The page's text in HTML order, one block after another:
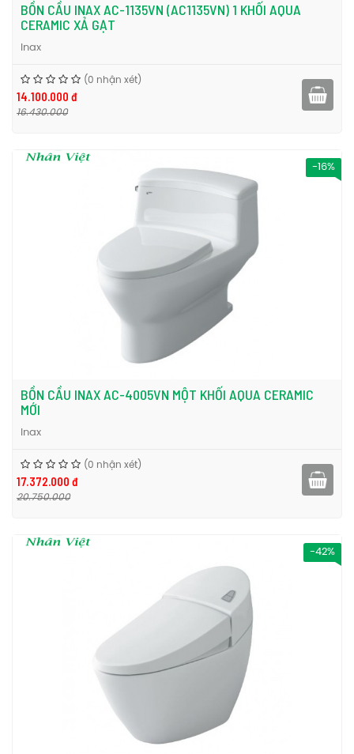
BỒN CẦU INAX AC-1135VN (AC1135VN) 1 KHỐI AQUA
CERAMIC XẢ GẠT
Inax
(0 nhận xét)
14.100.000 đ
16.430.000
-16%
BỒN CẦU INAX AC-4005VN MỘT KHỐI AQUA CERAMIC
MỚI
Inax
(0 nhận xét)
17.372.000 đ
20.750.000
-42%